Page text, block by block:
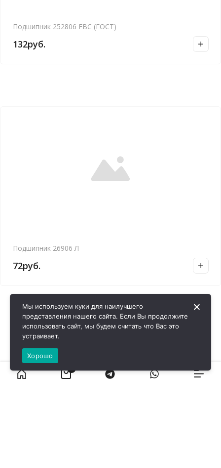
Подшипник 252806 FBC (ГОСТ)
132руб.
Подшипник 26906 Л
72руб.
Мы используем куки для наилучшего
представления нашего сайта. Если Вы продолжите
использовать сайт, мы будем считать что Вас это
устраивает.
Хорошо